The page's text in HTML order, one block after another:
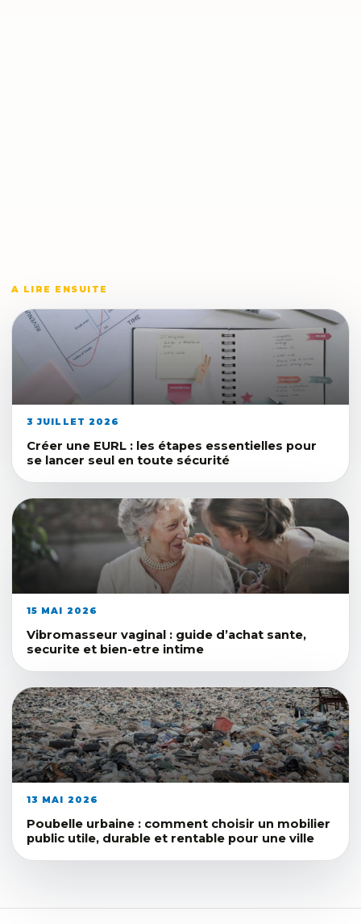
A LIRE ENSUITE
3 JUILLET 2026
Créer une EURL : les étapes essentielles pour
se lancer seul en toute sécurité
15 MAI 2026
Vibromasseur vaginal : guide d’achat sante,
securite et bien-etre intime
13 MAI 2026
Poubelle urbaine : comment choisir un mobilier
public utile, durable et rentable pour une ville